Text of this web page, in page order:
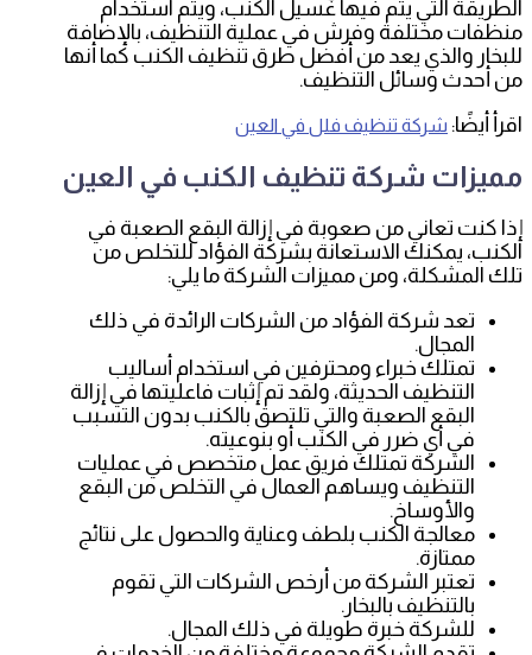
الطريقة التي يتم فيها غسيل الكنب، ويتم استخدام
منظفات مختلفة وفرش في عملية التنظيف، بالإضافة
للبخار والذي يعد من أفضل طرق تنظيف الكنب كما أنها
من أحدث وسائل التنظيف.
اقرأ أيضًا: شركة تنظيف فلل في العين
مميزات شركة تنظيف الكنب في العين
إذا كنت تعاني من صعوبة في إزالة البقع الصعبة في
الكنب، يمكنك الاستعانة بشركة الفؤاد للتخلص من
تلك المشكلة، ومن مميزات الشركة ما يلي:
تعد شركة الفؤاد من الشركات الرائدة في ذلك
المجال.
تمتلك خبراء ومحترفين في استخدام أساليب
التنظيف الحديثة، ولقد تم إثبات فاعليتها في إزالة
البقع الصعبة والتي تلتصق بالكنب بدون التسبب
في أي ضرر في الكنب أو بنوعيته.
الشركة تمتلك فريق عمل متخصص في عمليات
التنظيف ويساهم العمال في التخلص من البقع
والأوساخ.
معالجة الكنب بلطف وعناية والحصول على نتائج
ممتازة.
تعتبر الشركة من أرخص الشركات التي تقوم
بالتنظيف بالبخار.
للشركة خبرة طويلة في ذلك المجال.